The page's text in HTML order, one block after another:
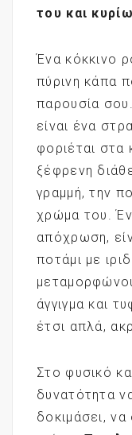
του και
Ένα κόκκινο
πύρινη κάπα
παρουσία
είναι ένα
φοριέται
ξέφρενη
γραμμή, την
χρώμα του.
απόχρωση,
ποτάμι με
άγγιγμα και
έτσι απλά,
Στο φυσικό
δυνατότητα
δοκιμάσει, να